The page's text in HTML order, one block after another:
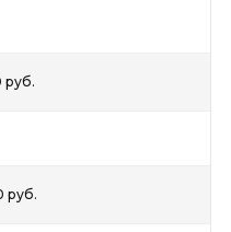
руб.
руб.